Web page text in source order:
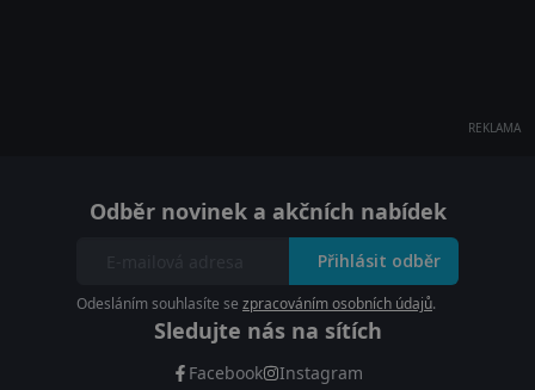
REKLAMA
Odběr novinek a akčních nabídek
Přihlásit odběr
Odesláním souhlasíte se zpracováním osobních údajů.
Sledujte nás na sítích
Facebook Instagram